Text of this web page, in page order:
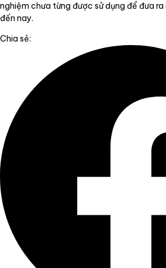
nghiệm chưa từng được sử dụng để đưa
đến nay.
Chia sẻ: